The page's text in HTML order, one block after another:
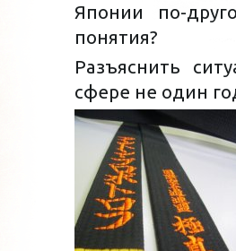
Японии по-
понятия?
Разъяснить
сфере не один